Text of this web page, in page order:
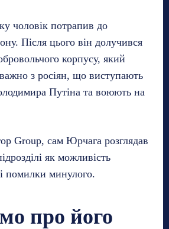
чоловік потрапив до
Після цього він долучився
корпусу, який
з росіян, що виступають
Путіна та воюють на
Group, сам Юрчага розглядав
як можливість
помилки минулого.
про його